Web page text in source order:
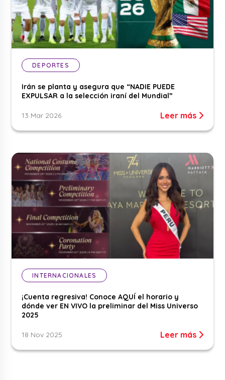
DEPORTES
Irán se planta y asegura que “NADIE PUEDE
EXPULSAR a la selección iraní del Mundial”
13 Mar 2026 Leer más
INTERNACIONALES
¡Cuenta regresiva! Conoce AQUÍ el horario y
dónde ver EN VIVO la preliminar del Miss Universo
2025
18 Nov 2025 Leer más